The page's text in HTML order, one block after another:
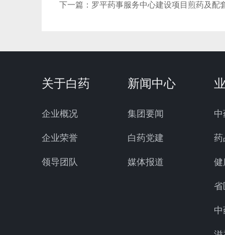
下一篇： 罗平药事服务中心建设项目煎药及配
关于白药
企业概况
企业荣誉
领导团队
新闻中心
集团要闻
白药党建
媒体报道
药
健
省